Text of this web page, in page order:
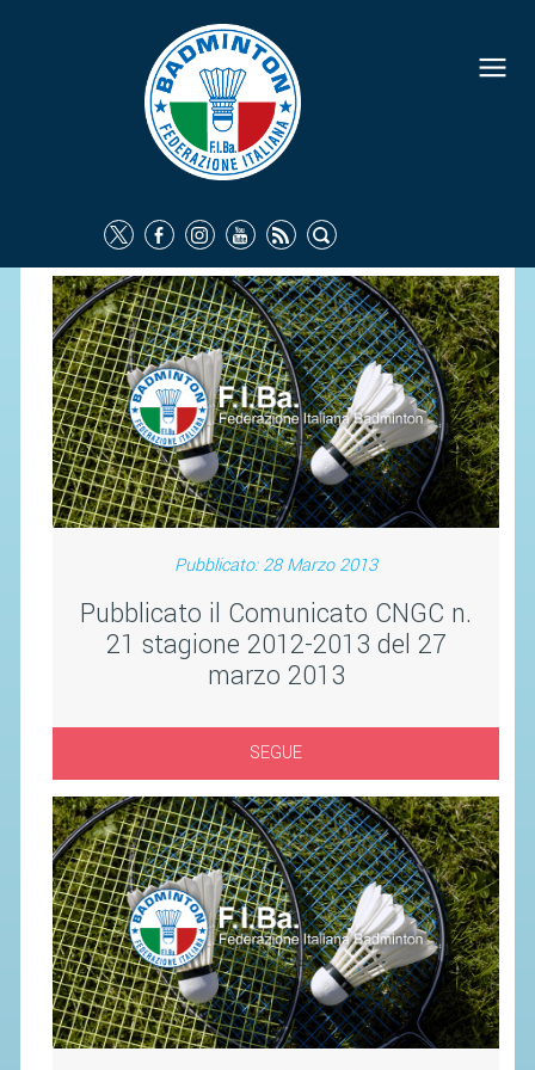
Pubblicato: 28 Marzo 2013
Pubblicato il Comunicato CNGC n.
21 stagione 2012-2013 del 27
marzo 2013
SEGUE
FEDERAZIONE
IDENTITÀ
COMMISSIONI FEDERALI
ORGANI TERRITORIALI
SOCIETÀ SPORTIVE
CARTE FEDERALI
ATTI UFFICIALI
TUTELA DELLA SALUTE -
ANTIDOPING
COMUNICAZIONE E MARKETING
AVVISI E BANDI
CIRCOLARI
SAFEGUARDING
RICHIESTA PATROCINIO
GIUSTIZIA FEDERALE
REGOLAMENTI
PROVVEDIMENTI
ORGANI DI GIUSTIZIA FEDERALE